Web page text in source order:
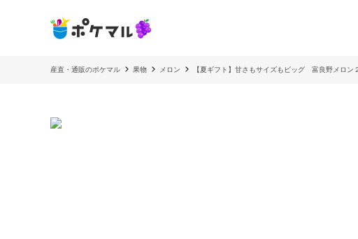
産直・通販のポケマル 果物 メロン 【夏ギフト】甘さもサイズもビッグ 富良野メロン